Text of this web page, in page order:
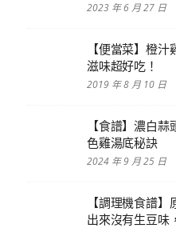
2023 年 6 月 27 日
【便當菜】橙
滋味超好吃！
2019 年 8 月 10 日
【食譜】濃白
色雞湯底秘訣
2024 年 9 月 25 日
【調理機食譜
出來沒有生豆味